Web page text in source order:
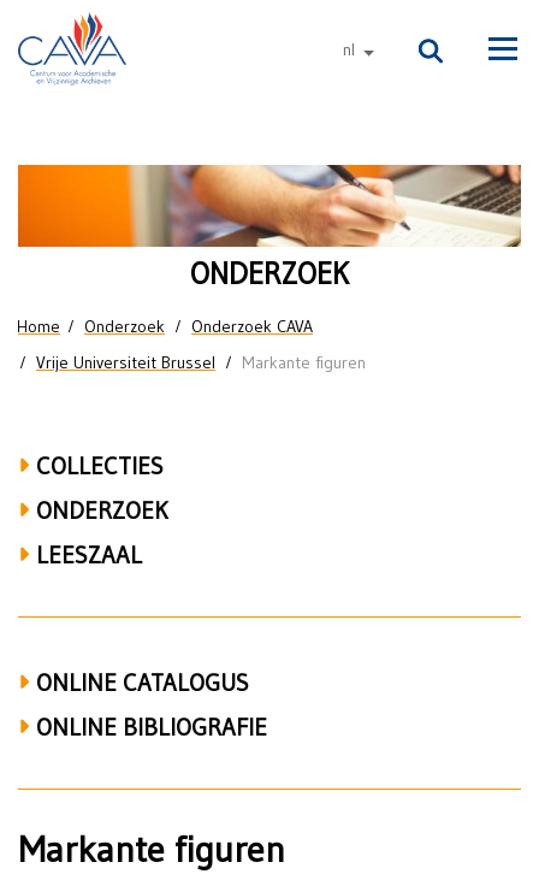
Naar de inhoud
nl andere talen
Markante
figuren
ONDERZOEK
U bent hier
Home Onderzoek
Onderzoek CAVA
Vrije Universiteit Brussel
Markante figuren
COLLECTIES
ONDERZOEK
LEESZAAL
ONLINE CATALOGUS
ONLINE BIBLIOGRAFIE
Markante figuren